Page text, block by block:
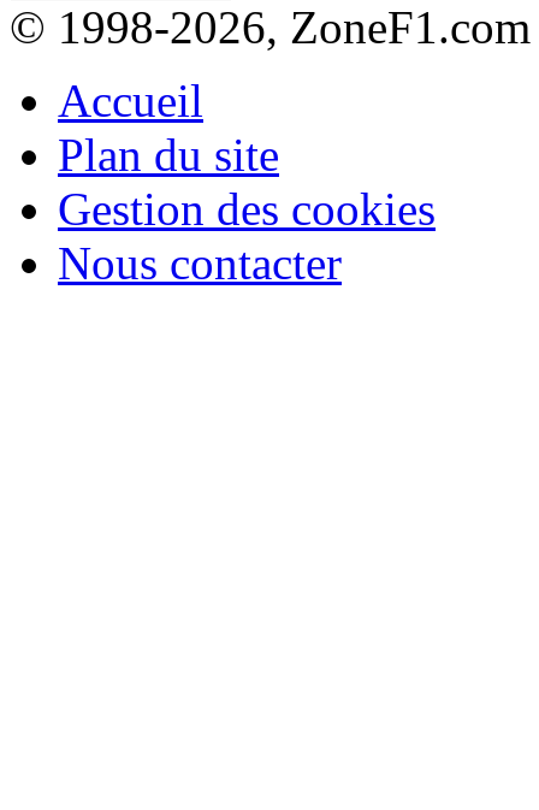
© 1998-2026, ZoneF1.com
Accueil
Plan du site
Gestion des cookies
Nous contacter